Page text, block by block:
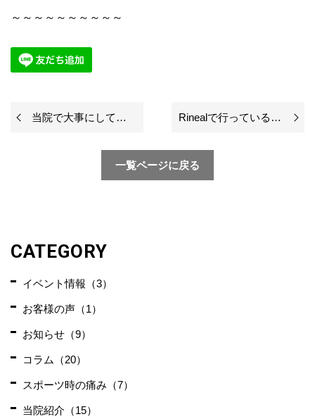
～～～～～～～～～～
当院で大事にしていること
一覧ページに戻る
Rinealで行っている施術の根底にある考え
CATEGORY
イベント情報（3）
お客様の声（1）
お知らせ（9）
コラム（20）
スポーツ時の痛み（7）
当院紹介（15）